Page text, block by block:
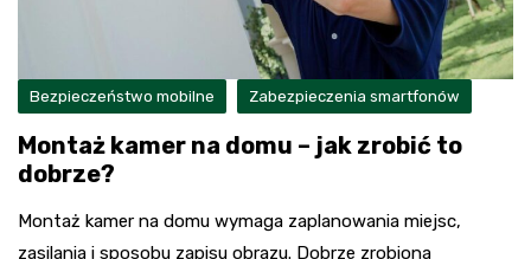
Bezpieczeństwo mobilne Zabezpieczenia smartfonów
Montaż kamer na domu – jak zrobić to
dobrze?
Montaż kamer na domu wymaga zaplanowania miejsc,
zasilania i sposobu zapisu obrazu. Dobrze zrobiona